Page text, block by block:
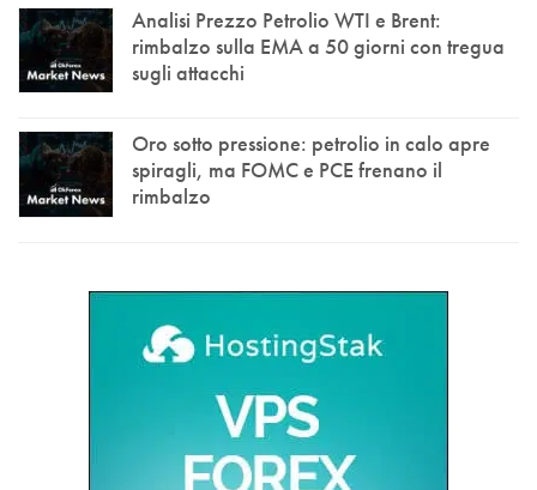
Analisi Prezzo Petrolio WTI e Brent:
rimbalzo sulla EMA a 50 giorni con tregua
sugli attacchi
Oro sotto pressione: petrolio in calo apre
spiragli, ma FOMC e PCE frenano il
rimbalzo